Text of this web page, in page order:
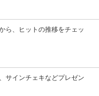
ら、ヒットの推移をチェッ
サインチェキなどプレゼン